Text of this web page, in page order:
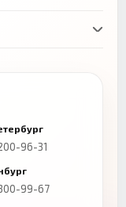
96-31
99-67